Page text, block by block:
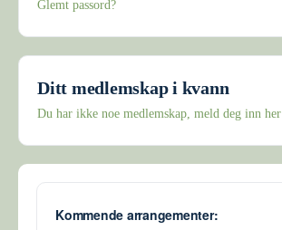
Glemt passord?
Ditt medlemskap i kvann
Du har ikke noe medlemskap, meld deg inn her
Kommende arrangementer: